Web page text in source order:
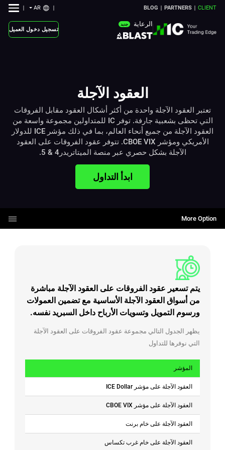
CLIENT
PARTNERS
BLOG
AR
الرعاية جديد
تسجيل دخول العميل
العقود الآجلة
تعتبر العقود الآجلة واحدة من أكثر أشكال العقود مقابل الفروقات
التي تحظى بشعبية جارفة. توفر IC للمتداولين مجموعة واسعة من
العقود الآجلة من جميع أنحاء العالم، بما في ذلك مؤشر ICE للدولار
الأمريكي ومؤشر CBOE VIX. تتوفر عقود الفروقات على العقود
الآجلة بشكل حصري عبر منصة الميتاتريدر4 & 5.
ابدأ التداول
More Option
يتم تسعير عقود الفروقات على العقود الآجلة مباشرة
من أسواق العقود الآجلة الأساسية مع تضمين العمولات
ورسوم التمويل وتسويات الأرباح داخل السبريد نفسه.
يظهر الجدول التالي مجموعة عقود الفروقات على العقود الآجلة
التي نوفرها للتداول
المؤشر
العقود الآجلة على مؤشر ICE Dollar
العقود الآجلة على مؤشر CBOE VIX
العقود الآجلة على خام برنت
العقود الآجلة على خام غرب تكساس